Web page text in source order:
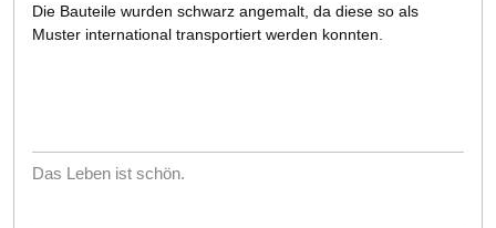
Die Bauteile wurden schwarz angemalt, da diese so als
Muster international transportiert werden konnten.
Das Leben ist schön.